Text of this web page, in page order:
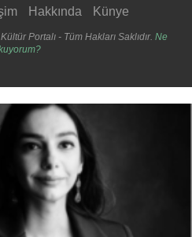
Hakkında Künye
Portalı - Tüm Hakları Saklıdır. Ne